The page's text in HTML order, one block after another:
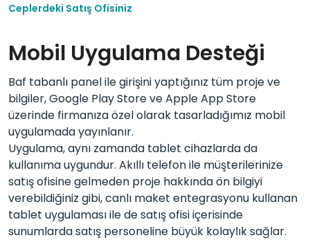
Ceplerdeki Satış Ofisiniz
Mobil Uygulama Desteği
Baf tabanlı panel ile girişini yaptığınız tüm proje ve
bilgiler, Google Play Store ve Apple App Store
üzerinde firmanıza özel olarak tasarladığımız mobil
uygulamada yayınlanır.
Uygulama, aynı zamanda tablet cihazlarda da
kullanıma uygundur. Akıllı telefon ile müşterilerinize
satış ofisine gelmeden proje hakkında ön bilgiyi
verebildiğiniz gibi, canlı maket entegrasyonu kullanan
tablet uygulaması ile de satış ofisi içerisinde
sunumlarda satış personeline büyük kolaylık sağlar.